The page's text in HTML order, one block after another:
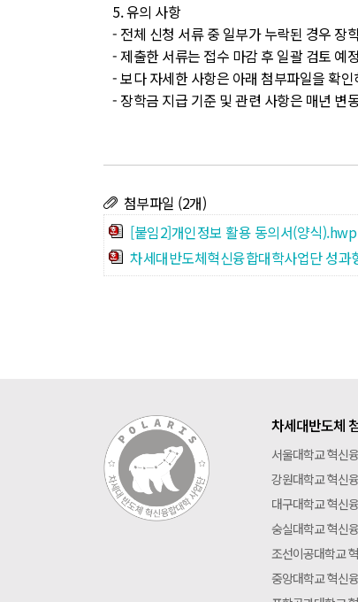
5. 유의 사항
- 전체 신청 서류 중 일부가 누락된 경우 장
- 제출한 서류는 접수 마감 후 일괄 검토 예
- 보다 자세한 사항은 아래 첨부파일을 확
- 장학금 지급 기준 및 관련 사항은 매년 변
첨부파일 (2개)
[붙임2]개인정보 활용 동의서(양식).hwp
차세대반도체혁신융합대학사업단 성
차세대반도체
서울대학교 혁신
강원대학교 혁신
대구대학교 혁신
숭실대학교 혁신
조선이공대학교
중앙대학교 혁신